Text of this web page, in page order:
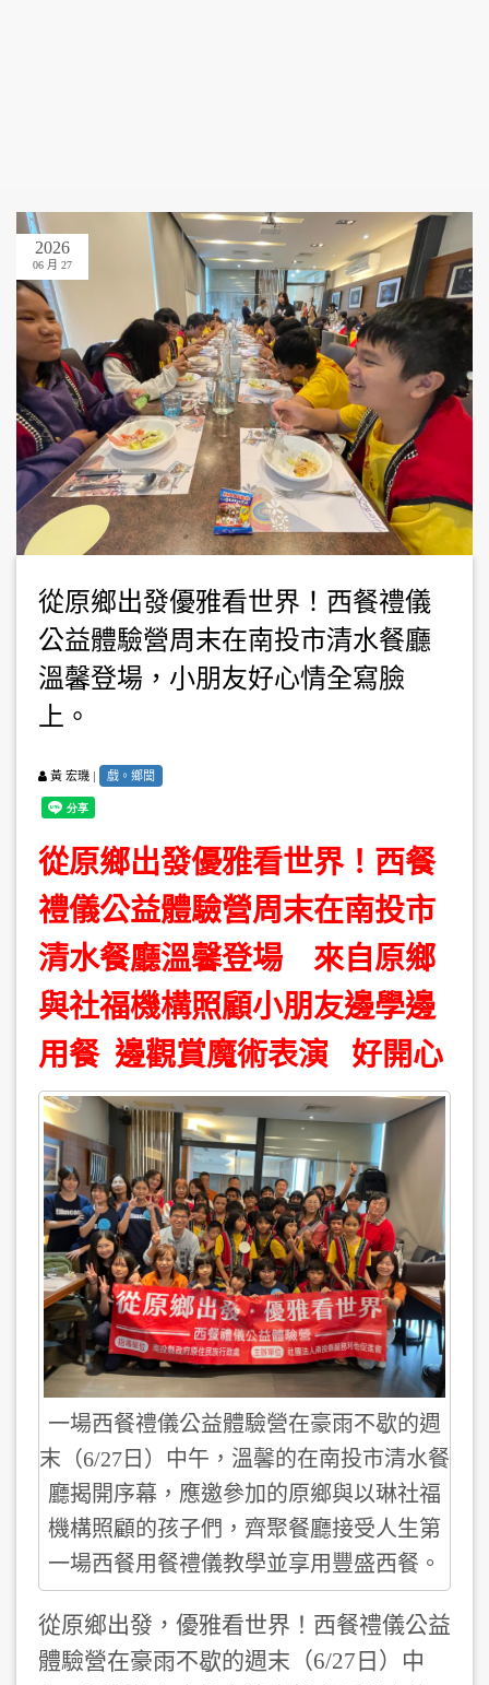
2026
06 月 27
從原鄉出發優雅看世界！西餐禮儀
公益體驗營周末在南投市清水餐廳
溫馨登場，小朋友好心情全寫臉
上。
黃 宏璣 | 戲。鄉閭
從原鄉出發優雅看世界！西餐
禮儀公益體驗營周末在南投市
清水餐廳溫馨登場 來自原鄉
與社福機構照顧小朋友邊學邊
用餐 邊觀賞魔術表演 好開心
一場西餐禮儀公益體驗營在豪雨不歇的週
末（6/27日）中午，溫馨的在南投市清水餐
廳揭開序幕，應邀參加的原鄉與以琳社福
機構照顧的孩子們，齊聚餐廳接受人生第
一場西餐用餐禮儀教學並享用豐盛西餐。
從原鄉出發，優雅看世界！西餐禮儀公益
體驗營在豪雨不歇的週末（6/27日）中